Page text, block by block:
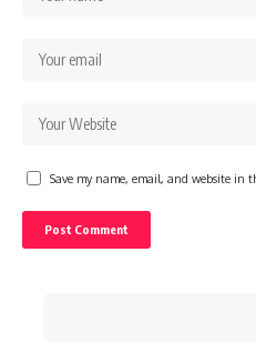
Save my name, email, and website in